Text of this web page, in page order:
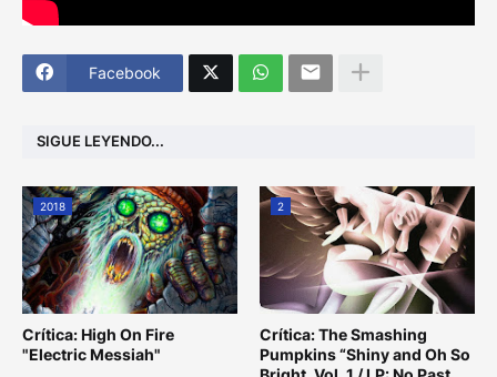
Facebook
SIGUE LEYENDO...
2018
Crítica: High On Fire
"Electric Messiah"
2
Crítica: The Smashing
Pumpkins “Shiny and Oh So